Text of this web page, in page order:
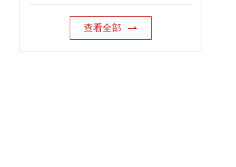
查看全部